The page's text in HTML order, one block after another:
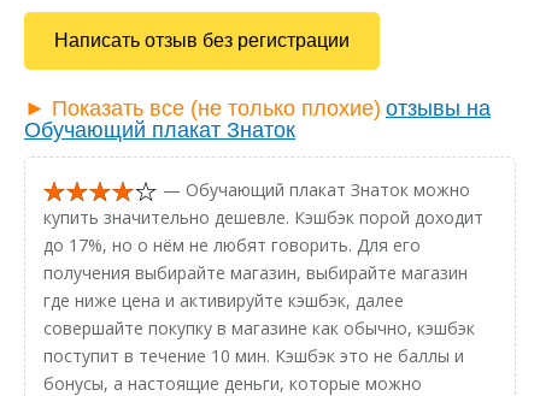
Написать отзыв без регистрации
► Показать все (не только плохие) отзывы на
Обучающий плакат Знаток
— Обучающий плакат Знаток можно
купить значительно дешевле. Кэшбэк порой доходит
до 17%, но о нём не любят говорить. Для его
получения выбирайте магазин, выбирайте магазин
где ниже цена и активируйте кэшбэк, далее
совершайте покупку в магазине как обычно, кэшбэк
поступит в течение 10 мин. Кэшбэк это не баллы и
бонусы, а настоящие деньги, которые можно